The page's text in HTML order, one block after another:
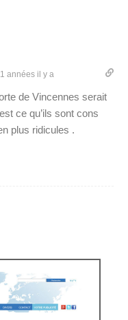
années il y a
de Vincennes serait
ce qu’ils sont cons
plus ridicules .